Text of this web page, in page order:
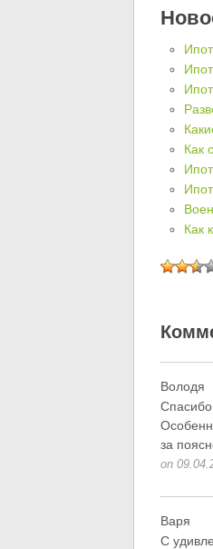
Как
Как
Володя
за
on
Варя
С